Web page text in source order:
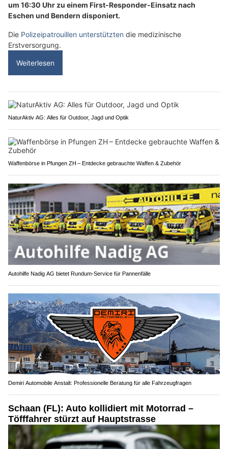
um 16:30 Uhr zu einem First-Responder-Einsatz nach
Eschen und Bendern disponiert.
Die Polizeipatrouillen unterstützten die medizinische
Erstversorgung.
Weiterlesen
NaturAktiv AG: Alles für Outdoor, Jagd und Optik
Waffenbörse in Pfungen ZH – Entdecke gebrauchte Waffen & Zubehör
Autohilfe Nadig AG bietet Rundum‑Service für Pannenfälle
Demiri Automobile Anstalt: Professionelle Beratung für alle Fahrzeugfragen
Schaan (FL): Auto kollidiert mit Motorrad –
Töfffahrer stürzt auf Hauptstrasse